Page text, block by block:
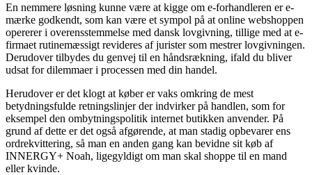
En nemmere løsning kunne være at kigge om e-forhandleren er e-
mærke godkendt, som kan være et sympol på at online webshoppen
opererer i overensstemmelse med dansk lovgivning, tillige med at e-
firmaet rutinemæssigt revideres af jurister som mestrer lovgivningen.
Derudover tilbydes du genvej til en håndsrækning, ifald du bliver
udsat for dilemmaer i processen med din handel.
Herudover er det klogt at køber er vaks omkring de mest
betydningsfulde retningslinjer der indvirker på handlen, som for
eksempel den ombytningspolitik internet butikken anvender. På
grund af dette er det også afgørende, at man stadig opbevarer ens
ordrekvittering, så man en anden gang kan bevidne sit køb af
INNERGY+ Noah, ligegyldigt om man skal shoppe til en mand
eller kvinde.